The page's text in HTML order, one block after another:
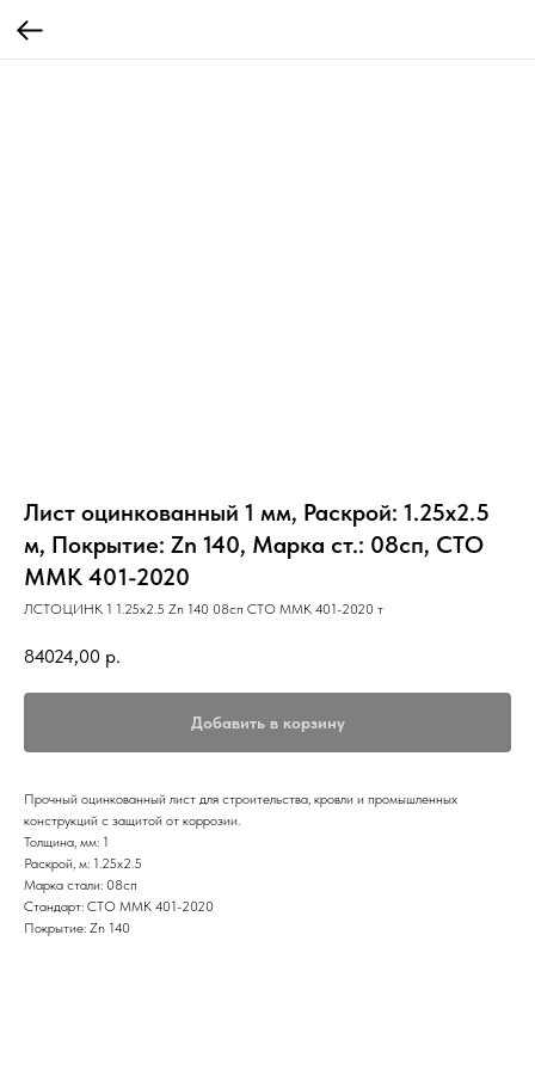
Лист оцинкованный 1 мм, Раскрой: 1.25х2.5
м, Покрытие: Zn 140, Марка ст.: 08сп, СТО
ММК 401-2020
ЛСТОЦИНК 1 1.25х2.5 Zn 140 08сп СТО ММК 401-2020 т
84024,00 р.
Добавить в корзину
Прочный оцинкованный лист для строительства, кровли и промышленных
конструкций с защитой от коррозии.
Толщина, мм: 1
Раскрой, м: 1.25х2.5
Марка стали: 08сп
Стандарт: СТО ММК 401-2020
Покрытие: Zn 140